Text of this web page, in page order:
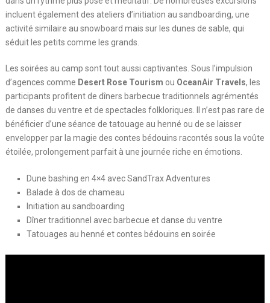
incluent également des ateliers d’initiation au sandboarding, une
activité similaire au snowboard mais sur les dunes de sable, qui
séduit les petits comme les grands.
Les soirées au camp sont tout aussi captivantes. Sous l’impulsion
d’agences comme Desert Rose Tourism ou OceanAir Travels, les
participants profitent de dîners barbecue traditionnels agrémentés
de danses du ventre et de spectacles folkloriques. Il n’est pas rare de
bénéficier d’une séance de tatouage au henné ou de se laisser
envelopper par la magie des contes bédouins racontés sous la voûte
étoilée, prolongement parfait à une journée riche en émotions.
Dune bashing en 4×4 avec SandTrax Adventures
Balade à dos de chameau
Initiation au sandboarding
Dîner traditionnel avec barbecue et danse du ventre
Tatouages au henné et contes bédouins en soirée